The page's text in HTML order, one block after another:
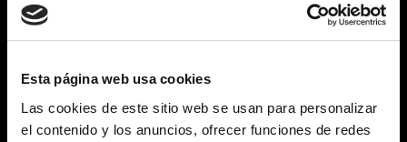
Esta página web usa cookies
Las cookies de este sitio web se usan para personalizar
el contenido y los anuncios, ofrecer funciones de redes
La ayuda máxima que puede recibirse para la creación y el
Funcionalidades y
servicios